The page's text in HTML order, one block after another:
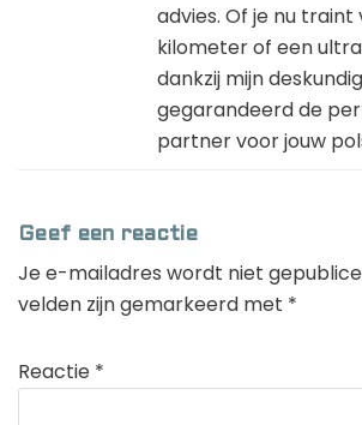
advies. Of je nu
kilometer of een
dankzij mijn
gegarandeerd de
partner voor jouw
Geef een reactie
Je e-mailadres wordt niet
velden zijn gemarkeerd met *
Reactie *